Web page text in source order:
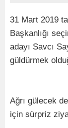
31 Mart 2019
Başkanlığı
adayı Savcı
güldürmek
Ağrı gülecek
için sürpriz